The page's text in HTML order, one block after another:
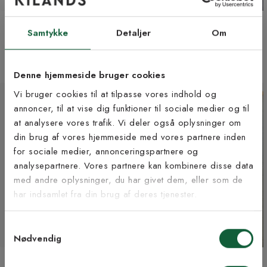
Samtykke Detaljer Om
Denne hjemmeside bruger cookies
Vi bruger cookies til at tilpasse vores indhold og
annoncer, til at vise dig funktioner til sociale medier og til
at analysere vores trafik. Vi deler også oplysninger om
din brug af vores hjemmeside med vores partnere inden
for sociale medier, annonceringspartnere og
analysepartnere. Vores partnere kan kombinere disse data
med andre oplysninger, du har givet dem, eller som de
har indsamlet fra din brug af deres tjenester.
Nødvendig
metervare
Fra 125 kr/m
Fra 145 kr
3 størrelser | +3 farver
Tilmeld dig vores
nyhedsbrev
Vær blandt de første til at modtage vores tilbud,
tips og nyheder.